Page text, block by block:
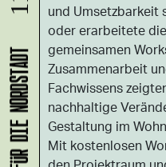
und Umsetzbarkeit
oder erarbeitete
gemeinsamen
Zusammenarbeit
Fachwissens
nachhaltige
Gestaltung im
Mit kostenlosen